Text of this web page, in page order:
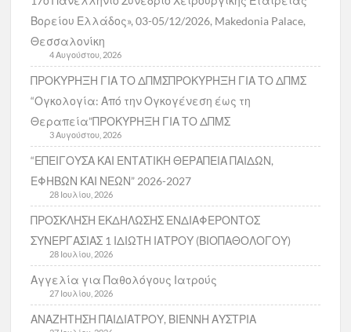
Βορείου Ελλάδος», 03-05/12/2026, Makedonia Palace,
Θεσσαλονίκη
4 Αυγούστου, 2026
ΠΡΟΚΥΡΗΞΗ ΓΙΑ ΤΟ ΔΠΜΣΠΡΟΚΥΡΗΞΗ ΓΙΑ ΤΟ ΔΠΜΣ
“Ογκολογία: Από την Ογκογένεση έως τη
Θεραπεία”ΠΡΟΚΥΡΗΞΗ ΓΙΑ ΤΟ ΔΠΜΣ
3 Αυγούστου, 2026
“ΕΠΕΙΓΟΥΣΑ ΚΑΙ ΕΝΤΑΤΙΚΗ ΘΕΡΑΠΕΙΑ ΠΑΙΔΩΝ,
ΕΦΗΒΩΝ ΚΑΙ ΝΕΩΝ” 2026-2027
28 Ιουλίου, 2026
ΠΡΟΣΚΛΗΣΗ ΕΚΔΗΛΩΣΗΣ ΕΝΔΙΑΦΕΡΟΝΤΟΣ
ΣΥΝΕΡΓΑΣΙΑΣ 1 ΙΔΙΩΤΗ ΙΑΤΡΟΥ (ΒΙΟΠΑΘΟΛΟΓΟΥ)
28 Ιουλίου, 2026
Αγγελία για Παθολόγους Ιατρούς
27 Ιουλίου, 2026
ΑΝΑΖΗΤΗΣΗ ΠΑΙΔΙΑΤΡΟΥ, ΒΙΕΝΝΗ ΑΥΣΤΡΙΑ